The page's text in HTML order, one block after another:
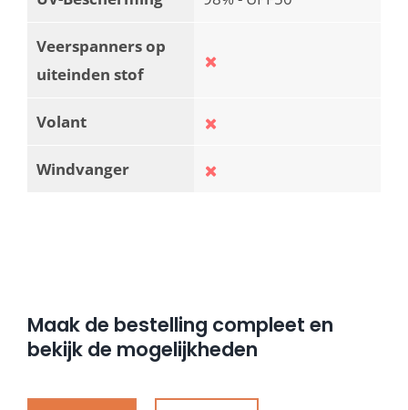
Veerspanners op
uiteinden stof
Volant
Windvanger
Maak de bestelling compleet en
bekijk de mogelijkheden